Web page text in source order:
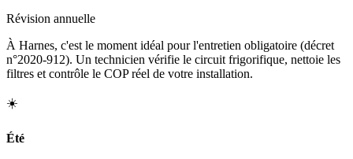
Révision annuelle
À Harnes, c'est le moment idéal pour l'entretien obligatoire (décret
n°2020-912). Un technicien vérifie le circuit frigorifique, nettoie les
filtres et contrôle le COP réel de votre installation.
☀️
Été